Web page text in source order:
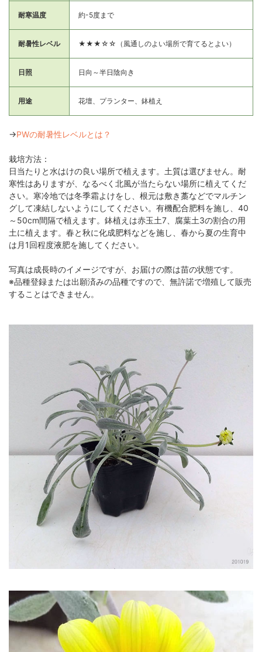
耐寒温度 約-5度まで
耐暑性レベル ★★★☆☆（風通しのよい場所で育てるとよい）
日照 日向～半日陰向き
用途 花壇、プランター、鉢植え
→PWの耐暑性レベルとは？
栽培方法：
日当たりと水はけの良い場所で植えます。土質は選びません。耐
寒性はありますが、なるべく北風が当たらない場所に植えてくだ
さい。寒冷地では冬季霜よけをし、根元は敷き藁などでマルチン
グして凍結しないようにしてください。有機配合肥料を施し、40
～50cm間隔で植えます。鉢植えは赤玉土7、腐葉土3の割合の用
土に植えます。春と秋に化成肥料などを施し、春から夏の生育中
は月1回程度液肥を施してください。
写真は成長時のイメージですが、お届けの際は苗の状態です。
※品種登録または出願済みの品種ですので、無許諾で増殖して販売
することはできません。